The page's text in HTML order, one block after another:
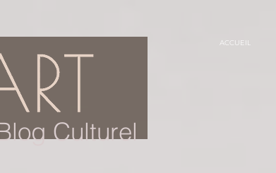
Culturel
ACCUEIL